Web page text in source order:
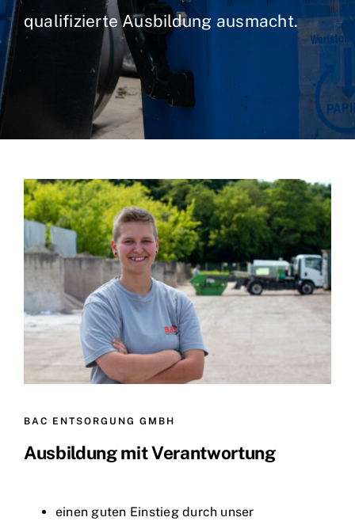
qualifizierte Ausbildung ausmacht.
BAC ENTSORGUNG GMBH
Ausbildung mit Verantwortung
einen guten Einstieg durch unser